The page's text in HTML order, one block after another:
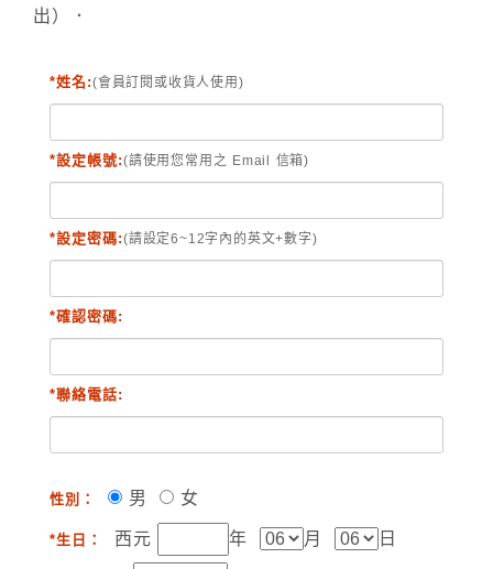
出）．
*姓名:(會員訂閱或收貨人使用)
*設定帳號:(請使用您常用之 Email 信箱)
*設定密碼:(請設定6~12字內的英文+數字)
*確認密碼:
*聯絡電話:
性別： 男 女
*生日： 西元 年 月 日